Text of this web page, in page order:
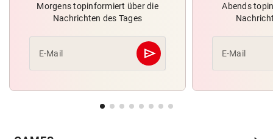
Morgens topinformiert über die
Nachrichten des Tages
E-Mail send
Abschicken
Abends
E-Mail